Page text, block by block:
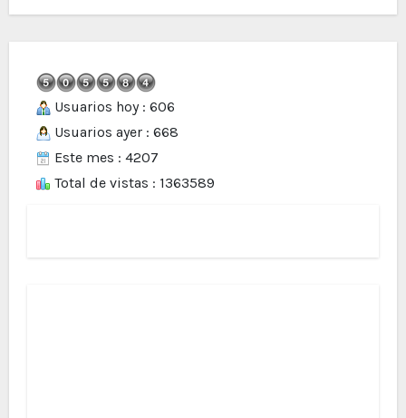
Usuarios hoy : 606
Usuarios ayer : 668
Este mes : 4207
Total de vistas : 1363589